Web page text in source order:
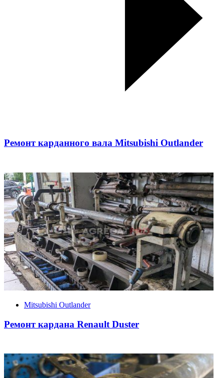
Ремонт карданного вала Mitsubishi Outlander
Mitsubishi Outlander
Ремонт кардана Renault Duster